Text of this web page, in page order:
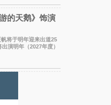
的天鹅》饰演
将于明年迎来出道25
演明年（2027年度）
田望智饰演的生